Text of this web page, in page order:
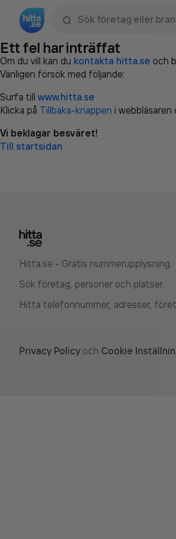
Ett fel har inträffat
Om du vill kan du kontakta hitta.se och
Vänligen försök med följande:
Surfa till www.hitta.se
Klicka på Tillbaka-knappen i
Vi beklagar besväret!
Till startsidan
Hitta.se - Gratis nummerupplysning.
Sök företag, personer och platser.
Hitta telefonnummer, adresser,
Privacy Policy och Cookie